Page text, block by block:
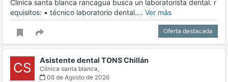
Clínica santa blanca rancagua busca un laboratorista dental. r
equisitos: •⁠ ⁠técnico laboratorio dental.… Ver más
Oferta destacada
CS Asistente dental TONS Chillán
Clinica santa blanca,
06 de Agosto de 2026